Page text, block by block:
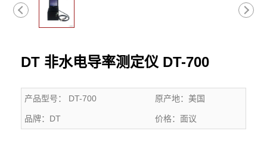
DT 非水电导率测定仪 DT-700
产品型号： DT-700 原产地： 美国
品牌： DT 价格： 面议